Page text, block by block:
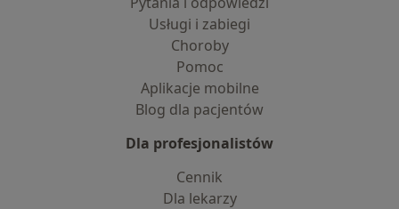
Usługi i zabiegi
Choroby
Pomoc
Aplikacje mobilne
Blog dla pacjentów
Dla profesjonalistów
Cennik
Dla lekarzy